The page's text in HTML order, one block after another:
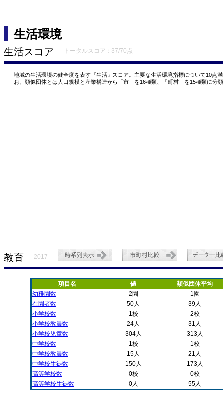
生活環境
生活スコア トータルスコア：37/70点
地域の生活環境の健全度を表す『生活』スコア。主要な生活環境指標について10点
お、類似団体とは人口規模と産業構造から「市」を16種類、「町村」を15種類に分
教育 2017
項目名 値
類似団体平均
幼稚園数
2園
1園
在園者数
50人
39人
小学校数
1校
2校
小学校教員数
24人
31人
小学校児童数
304人
313人
中学校数
1校
1校
中学校教員数
15人
21人
中学校生徒数
150人
173人
高等学校数
0校
0校
高等学校生徒数
0人 55人